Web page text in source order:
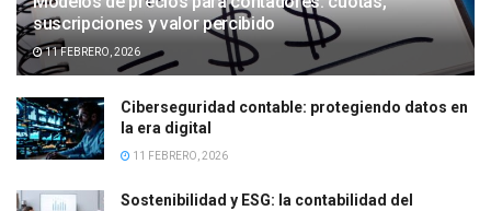
suscripciones y valor percibido
11 FEBRERO, 2026
Ciberseguridad contable: protegiendo datos en
la era digital
11 FEBRERO, 2026
Sostenibilidad y ESG: la contabilidad del